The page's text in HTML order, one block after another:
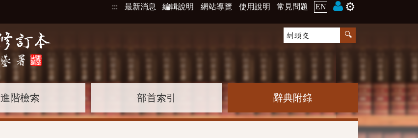
::: 最新消息 編輯說明 網站導覽 使用說明 常見問題 EN ⚙️
進階檢索 部首索引 辭典附錄